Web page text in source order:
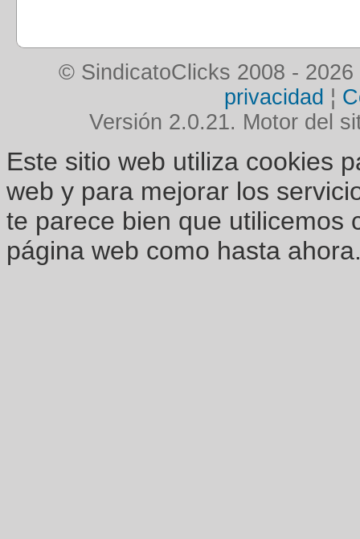
© SindicatoClicks 2008 - 2026
privacidad ¦
Versión 2.0.21. Motor del
Este sitio web utiliza cookies
web y para mejorar los
te parece bien que utilicemos
página web como hasta